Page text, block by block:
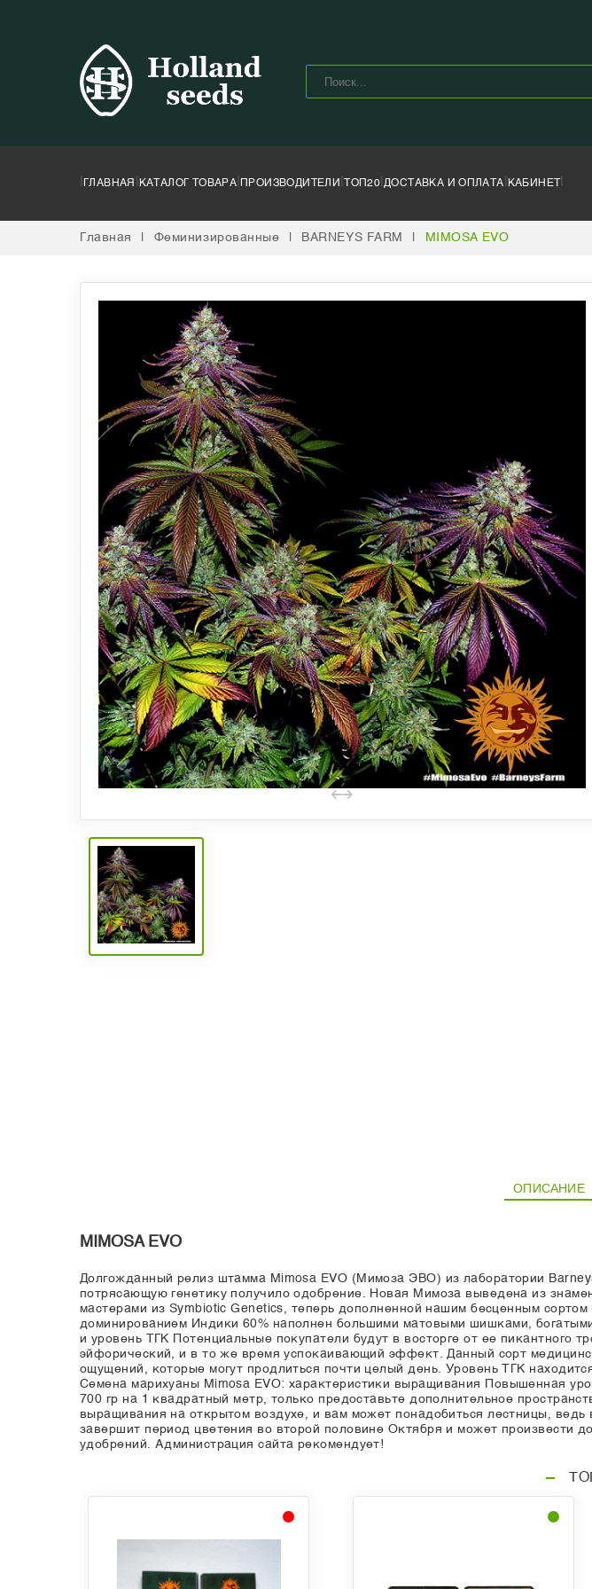
ГЛАВНАЯ КАТАЛОГ ТОВАРА ПРОИЗВОДИТЕЛИ | ТОП20 |ДОСТАВКА И ОПЛАТА КАБИНЕТ |
Главная Феминизированные BARNEYS FARM MIMOSA EVO
ОПИСАНИЕ
MIMOSA EVO
Долгожданный релиз штамма Mimosa EVO (Мимоза ЭВО) из лаборатории
потрясающую генетику получило одобрение. Новая Мимоза выведена из
мастерами из Symbiotic Genetics, теперь дополненной нашим бесценным
доминированием Индики 60% наполнен большими матовыми шишками,
и уровень ТГК Потенциальные покупатели будут в восторге от ее пикантного
эйфорический, и в то же время успокаивающий эффект. Данный сорт
ощущений, которые могут продлиться почти целый день. Уровень ТГК
Семена марихуаны Mimosa EVO: характеристики выращивания Повышенная
700 гр на 1 квадратный метр, только предоставьте дополнительное
выращивания на открытом воздухе, и вам может понадобиться лестницы,
завершит период цветения во второй половине Октября и может произвести
удобрений. Администрация сайта рекомендует!